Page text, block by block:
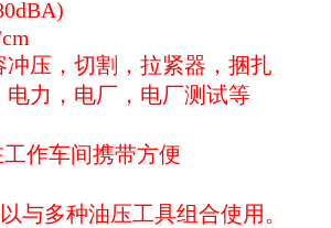
压，切割，拉紧器，捆扎
力，电厂，电厂测试等
作车间携带方便
与多种油压工具组合使用。